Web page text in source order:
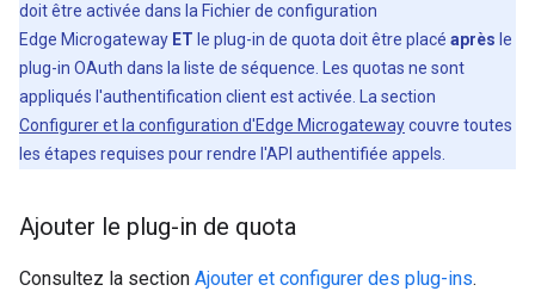
doit être activée dans la Fichier de configuration
Edge Microgateway ET le plug-in de quota doit être placé après le
plug-in OAuth dans la liste de séquence. Les quotas ne sont
appliqués l'authentification client est activée. La section
Configurer et la configuration d'Edge Microgatewaycouvre toutes
les étapes requises pour rendre l'API authentifiée appels.
Ajouter le plug-in de quota
Consultez la section Ajouter et configurer des plug-ins.